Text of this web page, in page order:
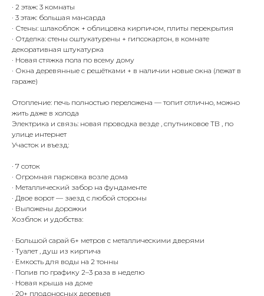
· 2 этаж: 3 комнаты
· 3 этаж: большая мансарда
· Стены: шлакоблок + облицовка кирпичом, плиты перекрытия
· Отделка: стены оштукатурены + гипсокартон, в комнате
декоративная штукатурка
· Новая стяжка пола по всему дому
· Окна деревянные с решётками + в наличии новые окна (лежат в
гараже)
Отопление: печь полностью переложена — топит отлично, можно
жить даже в холода
Электрика и связь: новая проводка везде , спутниковое ТВ , по
улице интернет
Участок и въезд:
· 7 соток
· Огромная парковка возле дома
· Металлический забор на фундаменте
· Двое ворот — заезд с любой стороны
· Выложены дорожки
Хозблок и удобства:
· Большой сарай 6+ метров с металлическими дверями
· Туалет , душ из кирпича
· Емкость для воды на 2 тонны
· Полив по графику 2–3 раза в неделю
· Новая крыша на доме
· 20+ плодоносных деревьев